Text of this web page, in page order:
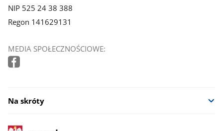
NIP 525 24 38 388
Regon 141629131
MEDIA SPOŁECZNOŚCIOWE:
Na skróty